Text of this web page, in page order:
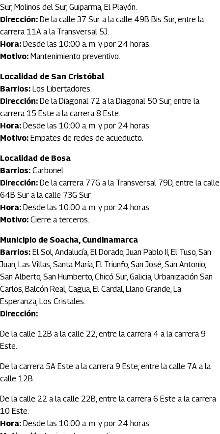
Sur, Molinos del Sur, Guiparma, El Playón.
Dirección: De la calle 37 Sur a la calle 49B Bis Sur, entre la
carrera 11A a la Transversal 5J.
Hora: Desde las 10:00 a. m. y por 24 horas.
Motivo: Mantenimiento preventivo.
Localidad de San Cristóbal
Barrios: Los Libertadores.
Dirección: De la Diagonal 72 a la Diagonal 50 Sur, entre la
carrera 15 Este a la carrera 8 Este.
Hora: Desde las 10:00 a. m. y por 24 horas.
Motivo: Empates de redes de acueducto.
Localidad de Bosa
Barrios: Carbonel.
Dirección: De la carrera 77G a la Transversal 79D, entre la calle
64B Sur a la calle 73G Sur.
Hora: Desde las 10:00 a. m. y por 24 horas.
Motivo: Cierre a terceros.
Municipio de Soacha, Cundinamarca
Barrios: El Sol, Andalucía, El Dorado, Juan Pablo II, El Tuso, San
Juan, Las Villas, Santa María, El Triunfo, San José, San Antonio,
San Alberto, San Humberto, Chicó Sur, Galicia, Urbanización San
Carlos, Balcón Real, Cagua, El Cardal, Llano Grande, La
Esperanza, Los Cristales.
Dirección:
De la calle 12B a la calle 22, entre la carrera 4 a la carrera 9
Este.
De la carrera 5A Este a la carrera 9 Este, entre la calle 7A a la
calle 12B.
De la calle 22 a la calle 22B, entre la carrera 6 Este a la carrera
10 Este.
Hora: Desde las 10:00 a. m. y por 24 horas.